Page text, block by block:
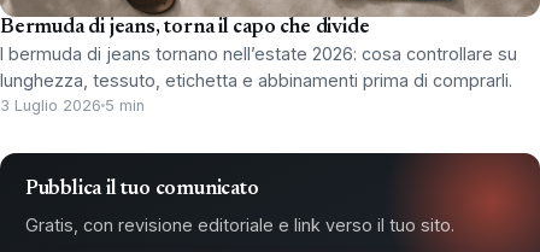
Bermuda di jeans, torna il capo che divide
I bermuda di jeans tornano nell’estate 2026: cosa controllare su
lunghezza, tessuto, etichetta e abbinamenti prima di comprarli.
3 Luglio 2026 5 min
Pubblica il tuo comunicato
Gratis, con revisione editoriale e link verso il tuo sito.